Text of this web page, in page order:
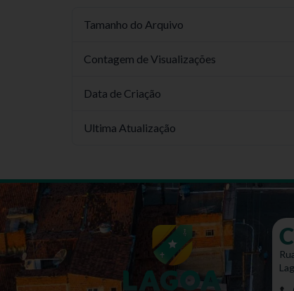
Tamanho do Arquivo
Contagem de Visualizações
Data de Criação
Ultima Atualização